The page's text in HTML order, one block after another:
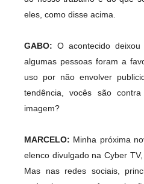
eles, como disse acima.
GABO: O acontecido
algumas pessoas foram a
uso por não envolver
tendência, vocês são
imagem?
MARCELO: Minha próxima
elenco divulgado na Cyber
Mas nas redes sociais,